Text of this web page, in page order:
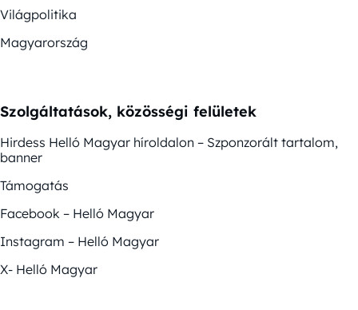
Világpolitika
Magyarország
Szolgáltatások, közösségi felületek
Hirdess Helló Magyar híroldalon – Szponzorált tartalom,
banner
Támogatás
Facebook – Helló Magyar
Instagram – Helló Magyar
X- Helló Magyar